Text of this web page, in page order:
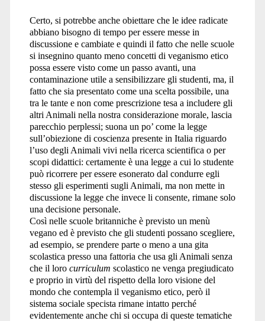
Certo, si potrebbe anche obiettare che le idee radicate
abbiano bisogno di tempo per essere messe in
discussione e cambiate e quindi il fatto che nelle scuole
si insegnino quanto meno concetti di veganismo etico
possa essere visto come un passo avanti, una
contaminazione utile a sensibilizzare gli studenti, ma, il
fatto che sia presentato come una scelta possibile, una
tra le tante e non come prescrizione tesa a includere gli
altri Animali nella nostra considerazione morale, lascia
parecchio perplessi; suona un po’ come la legge
sull’obiezione di coscienza presente in Italia riguardo
l’uso degli Animali vivi nella ricerca scientifica o per
scopi didattici: certamente è una legge a cui lo studente
può ricorrere per essere esonerato dal condurre egli
stesso gli esperimenti sugli Animali, ma non mette in
discussione la legge che invece li consente, rimane solo
una decisione personale.
Così nelle scuole britanniche è previsto un menù
vegano ed è previsto che gli studenti possano scegliere,
ad esempio, se prendere parte o meno a una gita
scolastica presso una fattoria che usa gli Animali senza
che il loro curriculum scolastico ne venga pregiudicato
e proprio in virtù del rispetto della loro visione del
mondo che contempla il veganismo etico, però il
sistema sociale specista rimane intatto perché
evidentemente anche chi si occupa di queste tematiche